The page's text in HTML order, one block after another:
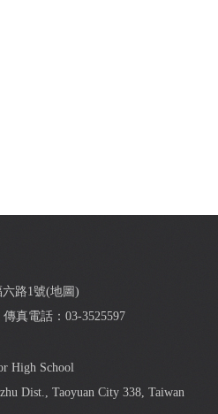
六路1號(地圖)
傳真電話：03-3525597
High School
Dist., Taoyuan City 338, Taiwan